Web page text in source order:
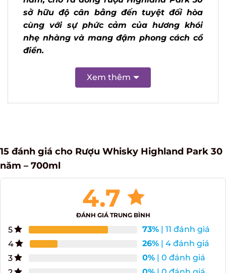
30 năm, cho ra dòng rượu Highland
Park 30 sở hữu độ cân bằng đến tuyệt
đối hòa cùng với sự phức cảm của
hương khói nhẹ nhàng và mang đậm
phong cách cổ điển.
Xem thêm
15 đánh giá cho Rượu Whisky Highland Park
30 năm – 700ml
4.7
5 73%| 11 đánh giá
4
26%| 4 đánh giá
3
0% | 0 đánh giá